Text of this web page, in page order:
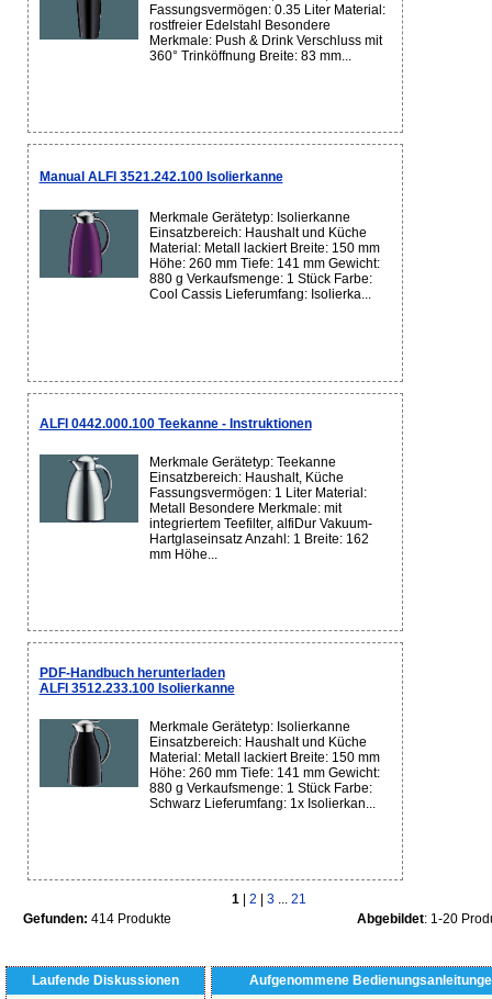
Fassungsvermögen: 0.35 Liter Material:
rostfreier Edelstahl Besondere
Merkmale: Push & Drink Verschluss mit
360° Trinköffnung Breite: 83 mm...
Manual ALFI 3521.242.100 Isolierkanne
Merkmale Gerätetyp: Isolierkanne
Einsatzbereich: Haushalt und Küche
Material: Metall lackiert Breite: 150 mm
Höhe: 260 mm Tiefe: 141 mm Gewicht:
880 g Verkaufsmenge: 1 Stück Farbe:
Cool Cassis Lieferumfang: Isolierka...
ALFI 0442.000.100 Teekanne - Instruktionen
Merkmale Gerätetyp: Teekanne
Einsatzbereich: Haushalt, Küche
Fassungsvermögen: 1 Liter Material:
Metall Besondere Merkmale: mit
integriertem Teefilter, alfiDur Vakuum-
Hartglaseinsatz Anzahl: 1 Breite: 162
mm Höhe...
PDF-Handbuch herunterladen
ALFI 3512.233.100 Isolierkanne
Merkmale Gerätetyp: Isolierkanne
Einsatzbereich: Haushalt und Küche
Material: Metall lackiert Breite: 150 mm
Höhe: 260 mm Tiefe: 141 mm Gewicht:
880 g Verkaufsmenge: 1 Stück Farbe:
Schwarz Lieferumfang: 1x Isolierkan...
1 2 3... 21
Gefunden: 414 Produkte Abgebildet: 1-20
Laufende Diskussionen
Aufgenommene